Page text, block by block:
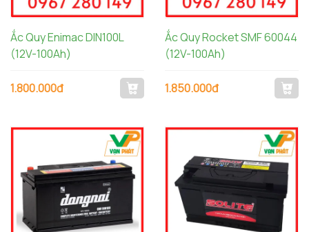
Ắc Quy Enimac DIN100L
(12V-100Ah)
1.800.000đ
Ắc Quy Rocket SMF 60044
(12V-100Ah)
1.850.000đ